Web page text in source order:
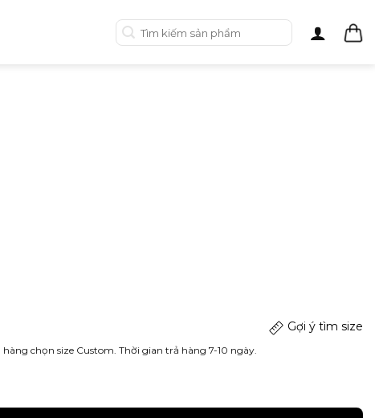
Tìm
kiếm:
chọn size Custom. Thời gian trả hàng 7-10 ngày.
Gợi ý tìm size